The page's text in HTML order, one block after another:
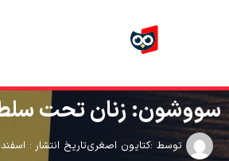
سووشون: زنان تحت
توسط :کتایون اصغریتاریخ انتشار : اسفند 18, 1399